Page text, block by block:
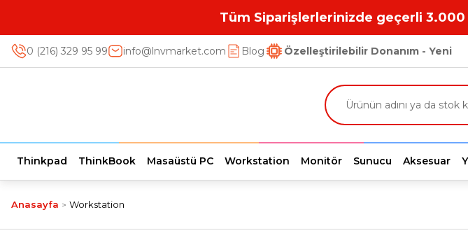
Tüm Siparişlerlerinizde geçerli
0 (216) 329 95 99 info@lnvmarket.com Blog Özelleştirilebilir Donanım - Yeni
Thinkpad ThinkBook Masaüstü PC Workstation Monitör Sunucu Aksesuar
Anasayfa Workstation